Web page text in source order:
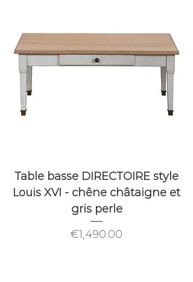
Table basse DIRECTOIRE style
Louis XVI - chêne châtaigne et
gris perle
Price
€1,490.00